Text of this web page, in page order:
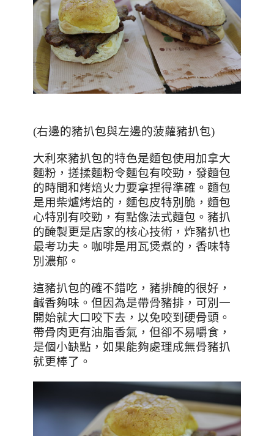
(右邊的豬扒包與左邊的菠蘿豬扒包)
大利來豬扒包的特色是麵包使用加拿大
麵粉，搓揉麵粉令麵包有咬勁，發麵包
的時間和烤焙火力要拿捏得準確。麵包
是用柴爐烤焙的，麵包皮特別脆，麵包
心特別有咬勁，有點像法式麵包。豬扒
的醃製更是店家的核心技術，炸豬扒也
最考功夫。咖啡是用瓦煲煮的，香味特
別濃郁。
這豬扒包的確不錯吃，豬排醃的很好，
鹹香夠味。但因為是帶骨豬排，可別一
開始就大口咬下去，以免咬到硬骨頭。
帶骨肉更有油脂香氣，但卻不易嚼食，
是個小缺點，如果能夠處理成無骨豬扒
就更棒了。